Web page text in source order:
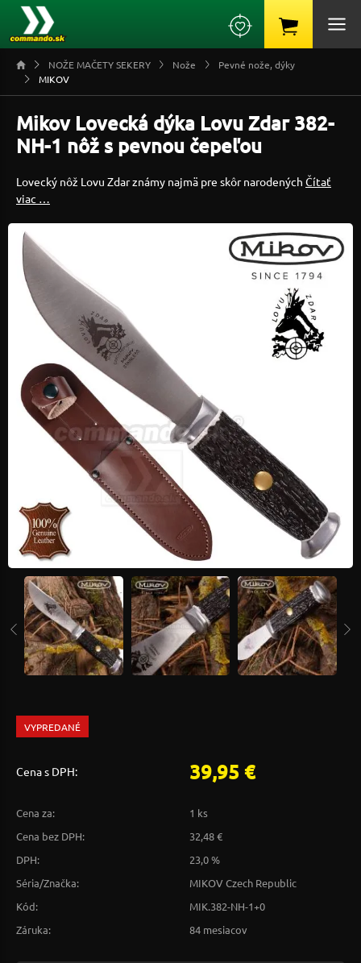
NOŽE MAČETY SEKERY Nože
Pevné nože, dýky
MIKOV
Mikov Lovecká dýka Lovu Zdar 382-
NH-1 nôž s pevnou čepeľou
Lovecký nôž Lovu Zdar známy najmä pre skôr narodených Čítať
viac …
VYPREDANÉ
Cena s DPH: 39,95 €
Cena za:
1 ks
Cena bez DPH:
32,48 €
DPH:
23,0 %
Séria/Značka:
MIKOV Czech Republic
Kód:
MIK.382-NH-1+0
Záruka:
84 mesiacov